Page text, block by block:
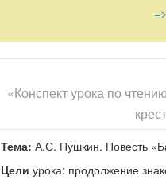
«Конспект урока по
Тема: А.С. Пушкин. Повесть
Цели урока: продолжение